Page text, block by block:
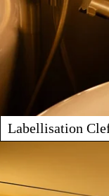
Labellisation